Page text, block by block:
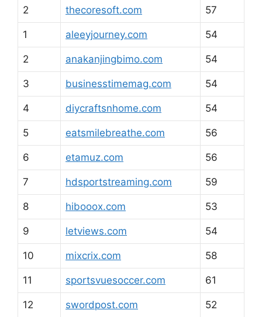
2 thecoresoft.com 57
1 aleeyjourney.com 54
2 anakanjingbimo.com 54
3 businesstimemag.com 54
4 diycraftsnhome.com 54
5 eatsmilebreathe.com 56
6 etamuz.com 56
7 hdsportstreaming.com 59
8 hibooox.com 53
9 letviews.com 54
10 mixcrix.com 58
11 sportsvuesoccer.com 61
12 swordpost.com 52